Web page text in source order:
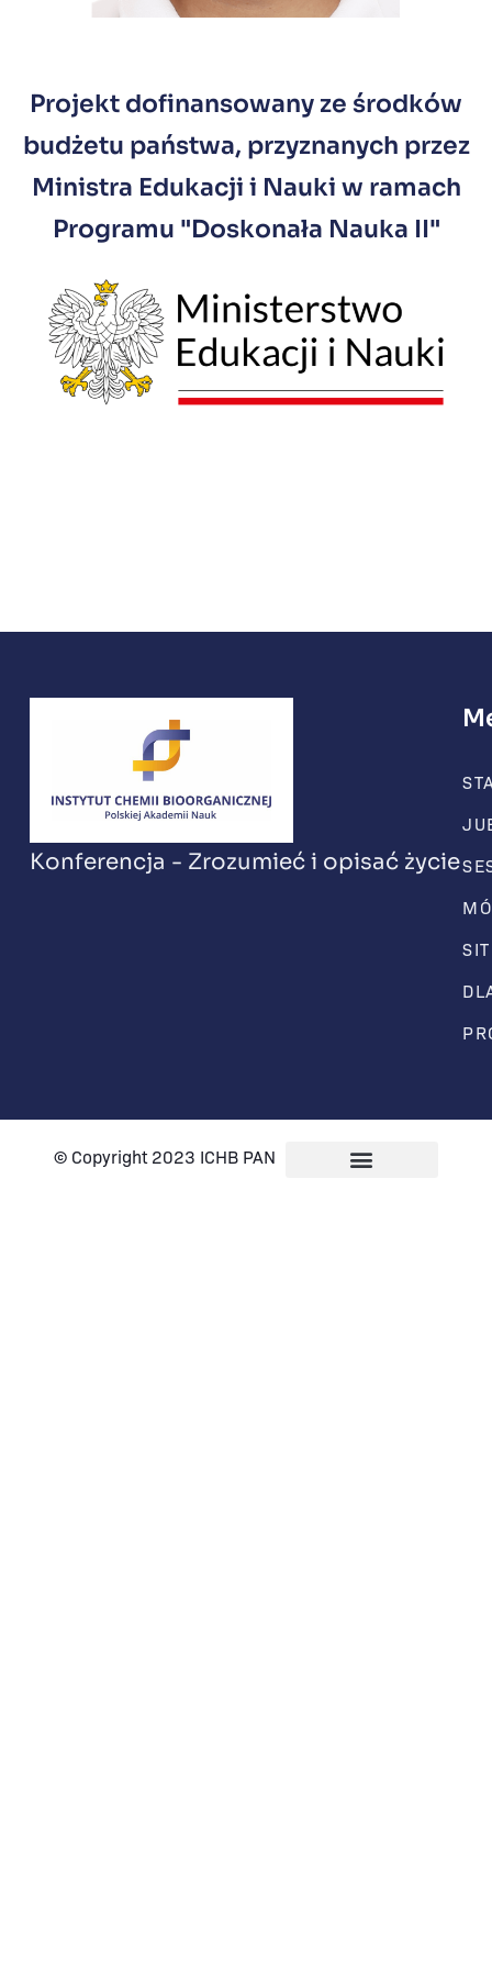
Projekt dofinansowany ze środków
budżetu państwa, przyznanych przez
Ministra Edukacji i Nauki w ramach
Programu "Doskonała Nauka II"
Konferencja - Zrozumieć i opisać życie
© Copyright 2023 ICHB PAN